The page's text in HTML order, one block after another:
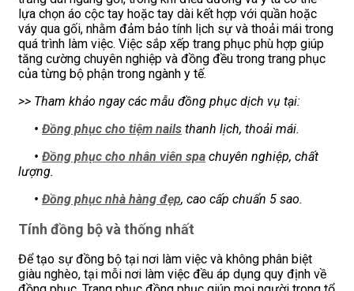
lựa chọn áo cộc tay hoặc tay dài kết hợp với quần hoặc
váy qua gối, nhằm đảm bảo tính lịch sự và thoải mái trong
quá trình làm việc. Việc sắp xếp trang phục phù hợp giúp
tăng cường chuyên nghiệp và đồng đều trong trang phục
của từng bộ phận trong ngành y tế.
>> Tham khảo ngay các mẫu đồng phục dịch vụ tại:
• Đồng phục cho tiệm nails thanh lịch, thoải mái.
• Đồng phục cho nhân viên spa chuyên nghiệp, chất
lượng.
• Đồng phục nhà hàng đẹp, cao cấp chuẩn 5 sao.
Tính đồng bộ và thống nhất
Để tạo sự đồng bộ tại nơi làm việc và không phân biệt
giàu nghèo, tại mỗi nơi làm việc đều áp dụng quy định về